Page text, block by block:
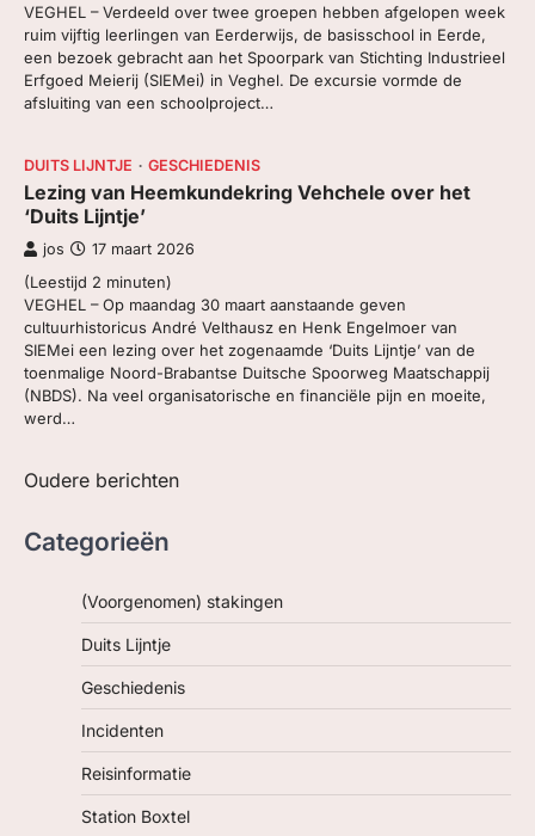
VEGHEL – Verdeeld over twee groepen hebben afgelopen week
ruim vijftig leerlingen van Eerderwijs, de basisschool in Eerde,
een bezoek gebracht aan het Spoorpark van Stichting Industrieel
Erfgoed Meierij (SIEMei) in Veghel. De excursie vormde de
afsluiting van een schoolproject…
DUITS LIJNTJE GESCHIEDENIS
Lezing van Heemkundekring Vehchele over het
‘Duits Lijntje’
jos 17 maart 2026
(Leestijd 2 minuten)
VEGHEL – Op maandag 30 maart aanstaande geven
cultuurhistoricus André Velthausz en Henk Engelmoer van
SIEMei een lezing over het zogenaamde ‘Duits Lijntje’ van de
toenmalige Noord-Brabantse Duitsche Spoorweg Maatschappij
(NBDS). Na veel organisatorische en financiële pijn en moeite,
werd…
Berichtennavigatie
Oudere berichten
Categorieën
(Voorgenomen) stakingen
Duits Lijntje
Geschiedenis
Incidenten
Reisinformatie
Station Boxtel